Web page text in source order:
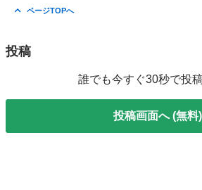
ページTOPへ
投稿
誰でも今すぐ30秒で投
投稿画面へ (無料)